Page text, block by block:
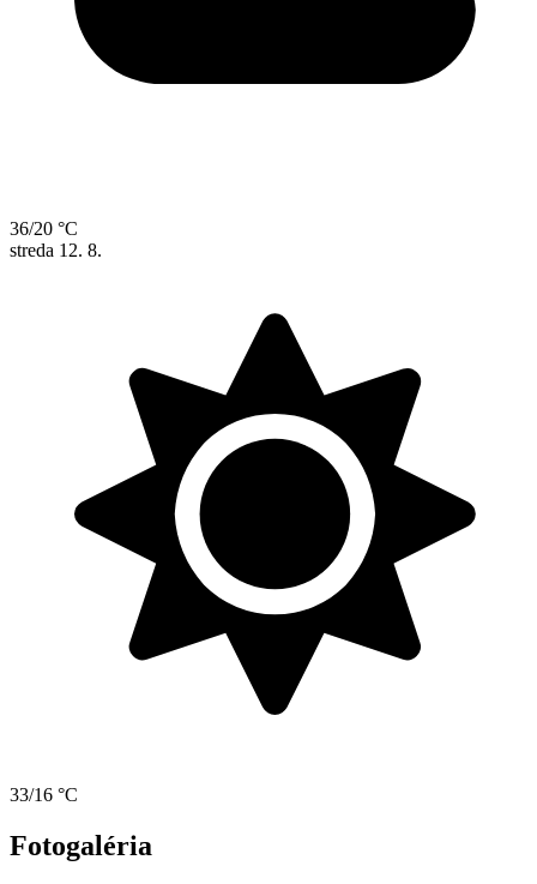
36/20 °C
streda 12. 8.
33/16 °C
Fotogaléria